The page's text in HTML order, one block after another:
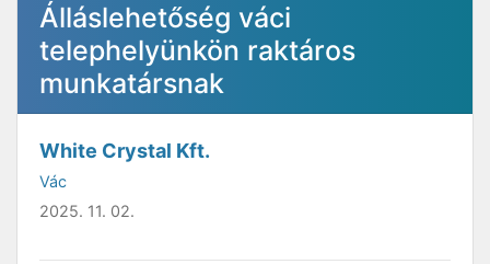
Álláslehetőség váci
telephelyünkön raktáros
munkatársnak
White Crystal Kft.
Vác
2025. 11. 02.